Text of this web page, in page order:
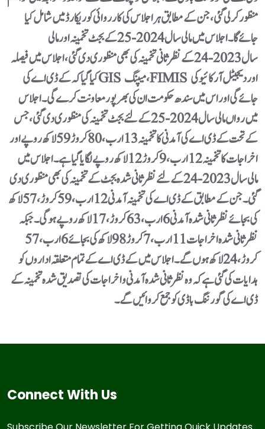
منظور کرلی گئی، جن کے مطابق ہر اجلاس کی کارروائی کو ریکارڈ میں شامل کیا
جائے گا۔ اجلاس میں مالی سال 2024-25 کے بجٹ تخمینہ اور مالی
سال 2023-24 کے نظرثانی تخمینہ کی بھی منظوری دی گئی، اجلاس میں فیصلہ
کیا گیا کہ کے ڈی اے کی GIS میپنگ، FIMIS اور دیجیٹل آرکائیو کی
جائے گی اور اس میں سندھ حکومت ان کی بھرپور معاونت کرے گی۔ اجلاس
میں رواں مالی سال 2024-25 کے لئے بجٹ تخمینہ کی منظوری دی گئی، جس
کے تحت کے ڈی اے کی آمدنی کا تخمینہ 13 ارب، 80 کروڑ 59 لاکھ روپے اور
اخراجات کا تخمینہ 12 ارب، 9 کروڑ 12 لاکھ روپے لگایا گیا ہے۔ اجلاس میں
مالی سال 2023-24 کے لئے نظرثانی شدہ بجٹ کے تخمینہ کی بھی منظوری دی
گئی۔ جن کے مطابق کے ڈی اے کی تخمینہ آمدنی 12 ارب، 59 کروڑ، 57 لاکھ
کی بجائے نظرثانی شدہ آمدنی 6 ارب، 63 کروڑ، 17 لاکھ روپے ہوگی۔ جبکہ
نظرثانی شدہ اخراجات 11 ارب، 7 کروڑ 98 لاکھ کی بجائے 6 ارب، 57
کروڑ، 24 لاکھ ہوں گے۔ اجلاس میں کے ڈی اے کے تمام متعلقہ اداروں کو
ہدایات کی گئی ہے کہ وہ نظرثانی شدہ آمدنی و اخراجات کی تصدیق شدہ تخمینہ کے
ڈی اے کی گورننگ باڈی کو جمع کروائیں گے۔
Connect With Us